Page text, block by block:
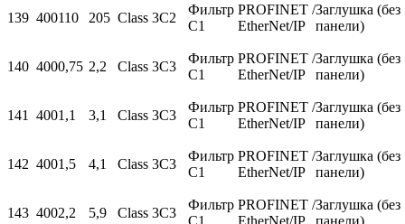
139 400110 205 Class 3C2
Фильтр
С1
PROFINET /
EtherNet/IP
Заглушка (без
панели)
140 4000,75 2,2 Class 3C3
Фильтр
С1
PROFINET /
EtherNet/IP
Заглушка (без
панели)
141 4001,1 3,1 Class 3C3
Фильтр
С1
PROFINET /
EtherNet/IP
Заглушка (без
панели)
142 4001,5 4,1 Class 3C3
Фильтр
С1
PROFINET /
EtherNet/IP
Заглушка (без
панели)
143 4002,2 5,9 Class 3C3
Фильтр
С1
PROFINET /
EtherNet/IP
Заглушка (без
панели)